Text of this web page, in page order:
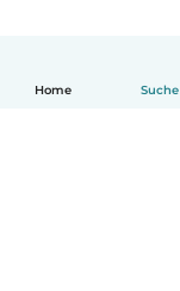
Home Suche